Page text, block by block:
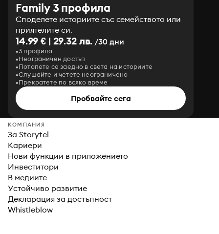
Family 3 профила
Споделете историите със семейството или
приятелите си.
14.99 € | 29.32 лв. /30 дни
3 профила
Неограничен достъп
Потопете се заедно в света на историите
Слушайте и четете неограничено
Прекратете по всяко време
Пробвайте сега
КОМПАНИЯ
За Storytel
Кариери
Нови функции в приложението
Инвеститори
В медиите
Устойчиво развитие
Декларация за достъпност
Whistleblow